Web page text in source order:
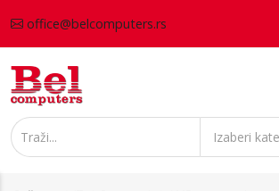
office@belcomputers.rs